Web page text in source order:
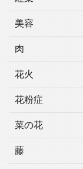
美容
肉
花火
花粉症
菜の花
藤